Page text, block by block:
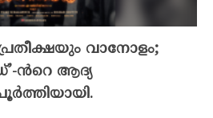
വാനോളം;
ൻറെ ആദ്യ